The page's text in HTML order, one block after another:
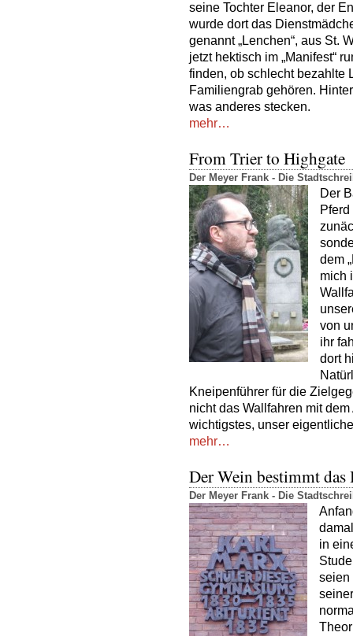
seine Tochter Eleanor, der
wurde dort das
genannt „Lenchen“, aus St.
jetzt hektisch im „Manifest“
finden, ob schlecht bezahlte
Familiengrab gehören.
was anderes stecken.
mehr…
From Trier to Highgate
Der Meyer Frank - Die
Der
dem
mich
von
ihr
dort
Kneipenführer für die
nicht das Wallfahren mit
wichtigstes, unser
mehr…
Der Wein bestimmt das
Der Meyer Frank - Die
in
seien